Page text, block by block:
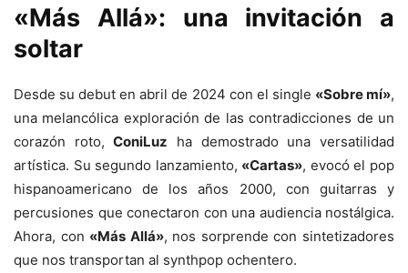
«Más Allá»: una invitación a
soltar
Desde su debut en abril de 2024 con el single «Sobre mí»,
una melancólica exploración de las contradicciones de un
corazón roto,ConiLuz ha demostrado una versatilidad
artística. Su segundo lanzamiento, «Cartas», evocó el pop
hispanoamericano de los años 2000, con guitarras y
percusiones que conectaron con una audiencia nostálgica.
Ahora, con «Más Allá», nos sorprende con sintetizadores
que nos transportan al synthpop ochentero.